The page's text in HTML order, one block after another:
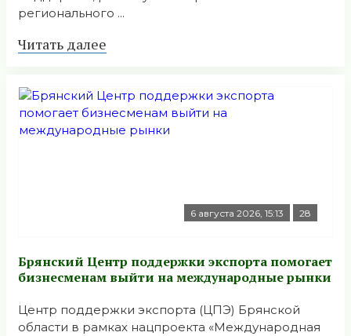
регионального ...
Читать далее
6 августа 2026, 15:13 28
Брянский Центр поддержки экспорта помогает
бизнесменам выйти на международные рынки
Центр поддержки экспорта (ЦПЭ) Брянской
области в рамках нацпроекта «Международная